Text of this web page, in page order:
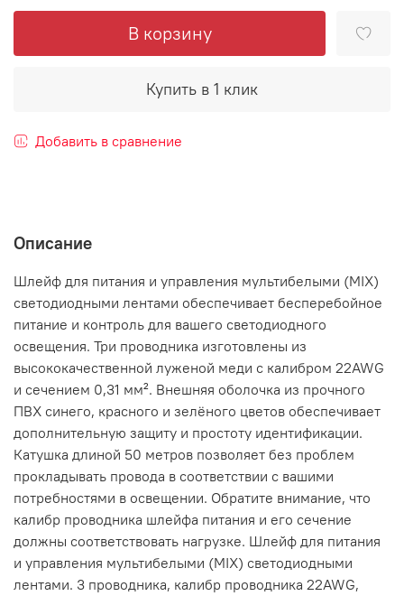
В корзину
Купить в 1 клик
Добавить в сравнение
Описание
Шлейф для питания и управления мультибелыми (MIX)
светодиодными лентами обеспечивает бесперебойное
питание и контроль для вашего светодиодного
освещения. Три проводника изготовлены из
высококачественной луженой меди с калибром 22AWG
и сечением 0,31 мм². Внешняя оболочка из прочного
ПВХ синего, красного и зелёного цветов обеспечивает
дополнительную защиту и простоту идентификации.
Катушка длиной 50 метров позволяет без проблем
прокладывать провода в соответствии с вашими
потребностями в освещении. Обратите внимание, что
калибр проводника шлейфа питания и его сечение
должны соответствовать нагрузке. Шлейф для питания
и управления мультибелыми (MIX) светодиодными
лентами. 3 проводника, калибр проводника 22AWG,